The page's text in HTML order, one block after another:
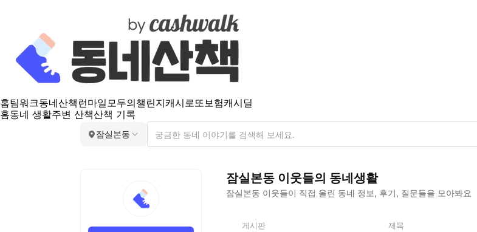
홈팀워크동네산책 런마일모두의챌린지캐시로또보험캐시딜
홈동네 생활주변 산책산책 기록
잠실본동
잠실본동 이웃들의 동네생활
잠실본동 이웃들이 직접 올린 동네 정보, 후기, 질문들을 모아봐요
게시판 제목